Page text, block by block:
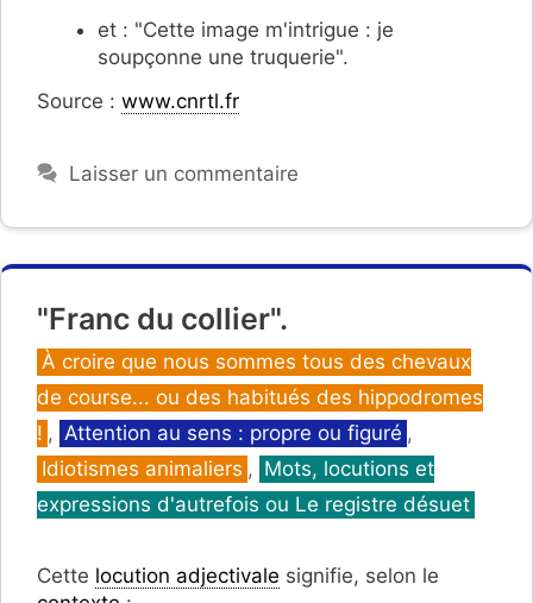
et : "Cette image m'intrigue : je
soupçonne une truquerie".
Source : www.cnrtl.fr
Laisser un commentaire
"Franc du collier".
Catégories
À croire que nous sommes tous des chevaux
de course... ou des habitués des hippodromes
! , Attention au sens : propre ou figuré ,
Idiotismes animaliers , Mots, locutions et
expressions d'autrefois ou Le registre désuet
Cette locution adjectivale signifie, selon le